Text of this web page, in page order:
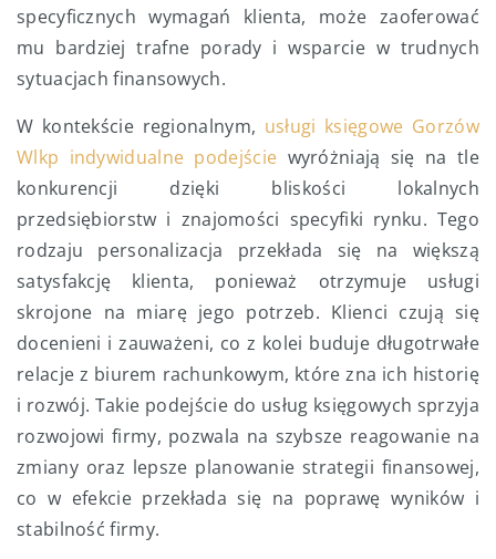
specyficznych wymagań klienta, może zaoferować
mu bardziej trafne porady i wsparcie w trudnych
sytuacjach finansowych.
W kontekście regionalnym, usługi księgowe Gorzów
Wlkp indywidualne podejście wyróżniają się na tle
konkurencji dzięki bliskości lokalnych
przedsiębiorstw i znajomości specyfiki rynku. Tego
rodzaju personalizacja przekłada się na większą
satysfakcję klienta, ponieważ otrzymuje usługi
skrojone na miarę jego potrzeb. Klienci czują się
docenieni i zauważeni, co z kolei buduje długotrwałe
relacje z biurem rachunkowym, które zna ich historię
i rozwój. Takie podejście do usług księgowych sprzyja
rozwojowi firmy, pozwala na szybsze reagowanie na
zmiany oraz lepsze planowanie strategii finansowej,
co w efekcie przekłada się na poprawę wyników i
stabilność firmy.